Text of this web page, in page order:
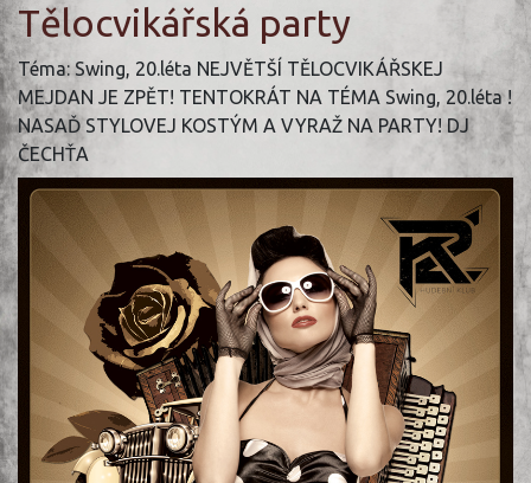
Tělocvikářská party
Téma: Swing, 20.léta NEJVĚTŠÍ TĚLOCVIKÁŘSKEJ
MEJDAN JE ZPĚT! TENTOKRÁT NA TÉMA Swing, 20.léta !
NASAĎ STYLOVEJ KOSTÝM A VYRAŽ NA PARTY! DJ
ČECHŤA